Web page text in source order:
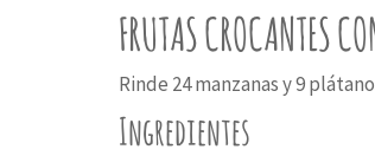
FRUTAS CROCANTES
Rinde 24 manzanas y 9
Ingredientes